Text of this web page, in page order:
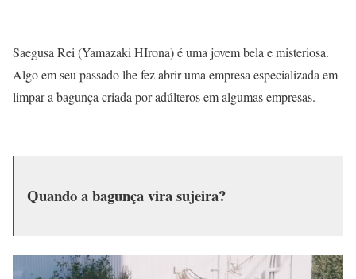
Saegusa Rei (Yamazaki HIrona) é uma jovem bela e misteriosa.
Algo em seu passado lhe fez abrir uma empresa especializada em
limpar a bagunça criada por adúlteros em algumas empresas.
Quando a bagunça vira sujeira?